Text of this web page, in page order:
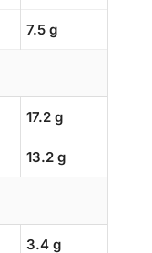
7.5 g
17.2 g
13.2 g
3.4 g